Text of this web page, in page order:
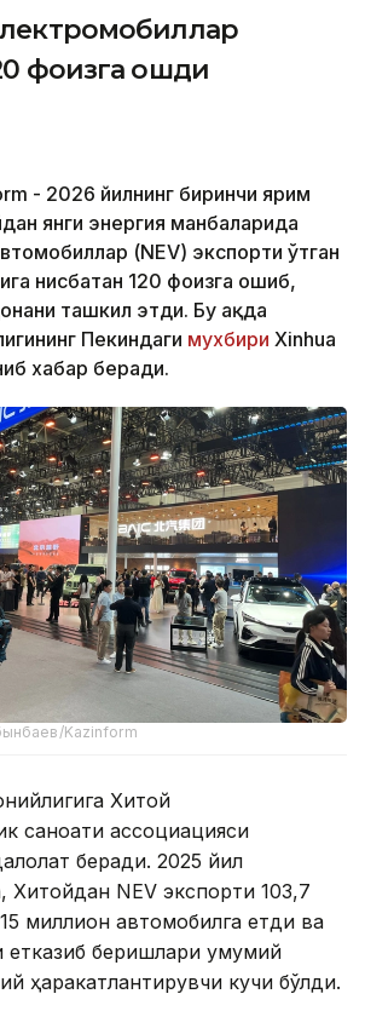
фоизга ошди
- 2026 йилнинг биринчи ярим
янги энергия манбаларида
(NEV) экспорти ўтган
нисбатан 120 фоизга ошиб,
ташкил этди. Бу ҳақда
Пекиндаги мухбири Xinhua
хабар беради.
Kazinform
Хитой
саноати ассоциацияси
беради. 2025 йил
Хитойдан NEV экспорти 103,7
миллион автомобилга етди ва
етказиб беришлари умумий
ҳаракатлантирувчи кучи бўлди.